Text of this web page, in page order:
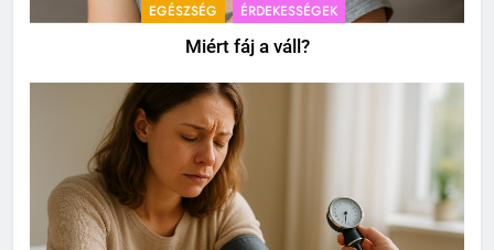
EGÉSZSÉG ÉRDEKESSÉGEK
Miért fáj a váll?